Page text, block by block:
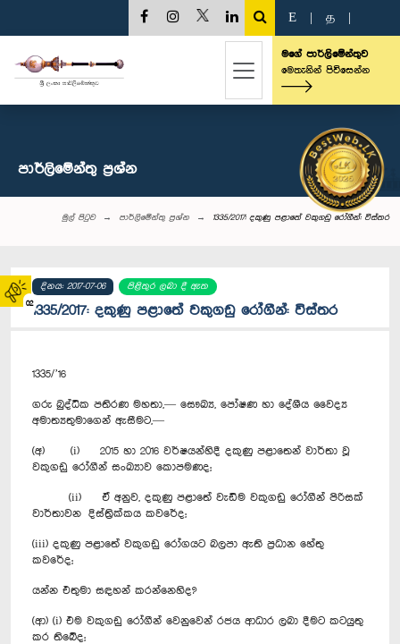
02
E த
මගේ පාර්ලිමේන්තුව
මෙතැනින් පිවිසෙන්න
පාර්ලි‌මේන්තු‌ ප්‍රශ්න
මුල් පිටුව පාර්ලි‌මේන්තු‌ ප්‍රශ්න 1335/2017: දකුණු පළාතේ වකුගඩු රෝගීන්: විස්තර
දිනය: 2017-07-06 පිළිතුර ලබා දී ඇත
1335/2017: දකුණු පළාතේ වකුගඩු රෝගීන්: විස්තර
1335/’16
ගරු බුද්ධික පතිරණ මහතා,— සෞඛ්‍ය, පෝෂණ හා දේශීය වෛද්‍ය
අමාත්‍යතුමාගෙන් ඇසීමට,—
(අ) (i) 2015 හා 2016 වර්ෂයන්හිදී දකුණු පළාතෙන් වාර්තා වූ
වකුගඩු රෝගීන් සංඛ්‍යාව කොපමණද;
(ii) ඒ අනුව, දකුණු පළාතේ වැඩිම වකුගඩු ‍රෝගීන් පිරිසක්
වාර්තාවන දිස්ත්‍රික්කය කවරේද;
(iii) දකුණු පළාතේ වකුගඩු රෝගයට බලපා ඇති ප්‍රධාන හේතු
කවරේද;
යන්න එතුමා සඳහන් කරන්නෙහිද?
(ආ) (i) එම වකුගඩු රෝගීන් වෙනුවෙන් රජය ආධාර ලබා දීමට කටයුතු
කර තිබේද;